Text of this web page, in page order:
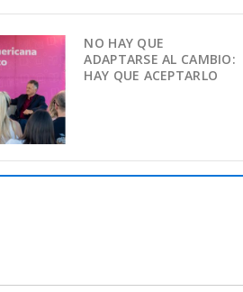
NO HAY QUE
ADAPTARSE AL CAMBIO:
HAY QUE ACEPTARLO